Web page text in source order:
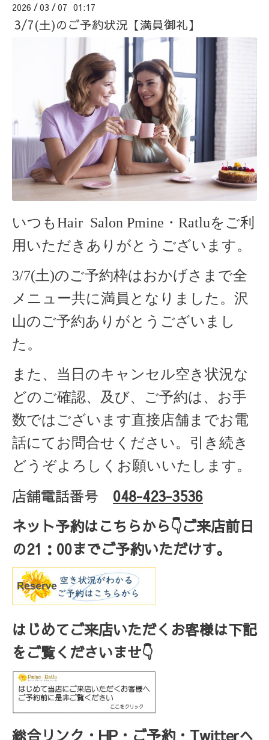
2026 /03 /07 01:17
3/7(土)のご予約状況【満員御礼】
いつもHair Salon Pmine・Ratluをご利
用いただきありがとうございます。
3/7(土)のご予約枠はおかげさまで全
メニュー共に満員となりました。沢
山のご予約ありがとうございまし
た。
また、当日のキャンセル空き状況な
どのご確認、及び、ご予約は、お手
数ではございます直接店舗までお電
話にてお問合せください。引き続き
どうぞよろしくお願いいたします。
店舗電話番号 048-423-3536
ネット予約はこちらから👇ご来店前日
の21 ： 00までご予約いただけす。
はじめてご来店いただくお客様は下記
をご覧くださいませ👇
総合リンク・HP・ご予約・Twitterへ